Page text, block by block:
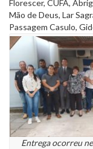
Florescer, CUFA,
Mão de Deus, Lar
Passagem Casulo,
Entrega ocorreu